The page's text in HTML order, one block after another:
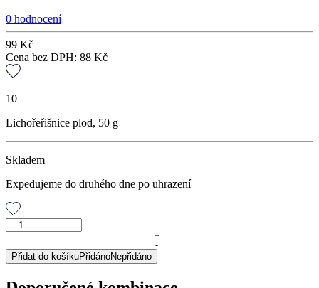
0 hodnocení
99 Kč
Cena bez DPH: 88 Kč
10
Lichořeřišnice plod, 50 g
Skladem
Expedujeme do druhého dne po uhrazení
Lichořeřišnice
50
g
+
-
Přidat do košíkuPřidánoNepřidáno